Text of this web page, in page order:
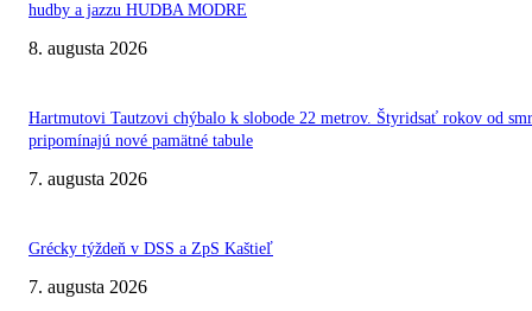
hudby a jazzu HUDBA MODRE
8. augusta 2026
Hartmutovi Tautzovi chýbalo k slobode 22 metrov. Štyridsať rokov od
pripomínajú nové pamätné tabule
7. augusta 2026
Grécky týždeň v DSS a ZpS Kaštieľ
7. augusta 2026